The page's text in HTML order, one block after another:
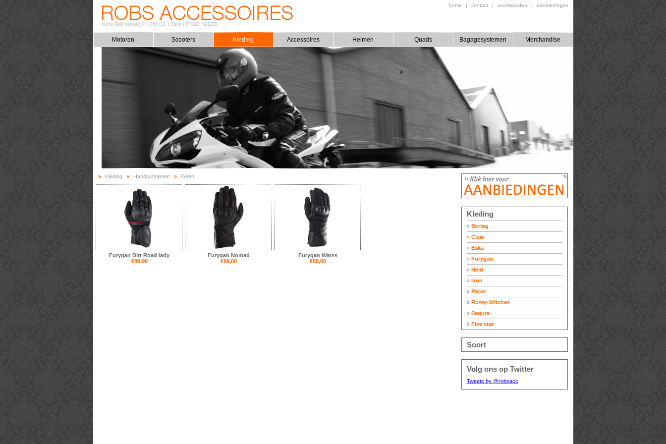
Korte Belkmerweg 7| 1756 CB 't Zand T: 0224 591230
home | contact | voorwaarden | aanbiedingen
Motoren Scooters Kleding Accessoires Helmen Quads Bagagesystemen Merchandise
Kleding
» Bering
» Claw
» Eska
» Furygan
» Held
» Ixon
» Racer
» Rusty-Stitches
» Segura
» Five star
Soort
Volg ons op Twitter
Tweets by @robsacc
» Kleding » Handschoenen » Geen
Furygan Dirt Road lady
€89,90
Furygan Nomad
€89,00
Furygan Watss
€89,00